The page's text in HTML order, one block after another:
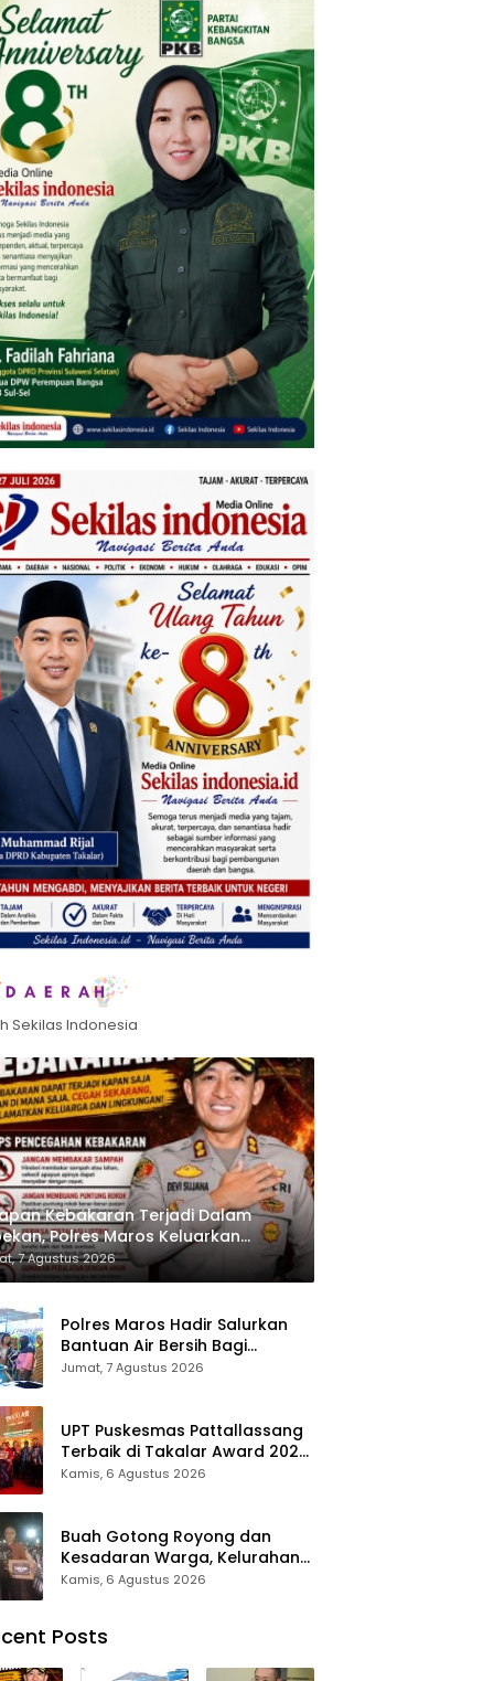
Sekilas Indonesia
Kebakaran Terjadi Dalam
Polres Maros Keluarkan
kepada Masyarakat
7 Agustus 2026
Polres Maros Hadir Salurkan
Bantuan Air Bersih Bagi
Masyarakat Terdampak Krisis
Jumat, 7 Agustus 2026
UPT Puskesmas Pattallassang
Terbaik di Takalar Award 2026,
Bukti Komitmen Hadirkan
Kamis, 6 Agustus 2026
Buah Gotong Royong dan
Kesadaran Warga, Kelurahan
Patte’ne Menjadi Bintang
Kamis, 6 Agustus 2026
Posts